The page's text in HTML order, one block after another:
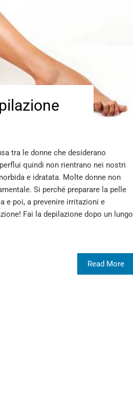
tra le donne che desiderano
quindi non rientrano nei nostri
e idratata. Molte donne non
Si perché preparare la pelle
e poi, a prevenire irritazioni e
Fai la depilazione dopo un lungo
Read More